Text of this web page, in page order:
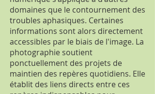
domaines que le contournement des
troubles aphasiques. Certaines
informations sont alors directement
accessibles par le biais de l'image. La
photographie soutient
ponctuellement des projets de
maintien des repères quotidiens. Elle
établit des liens directs entre ces